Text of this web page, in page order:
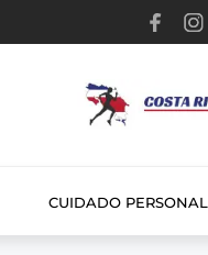
CUIDADO PERSONAL